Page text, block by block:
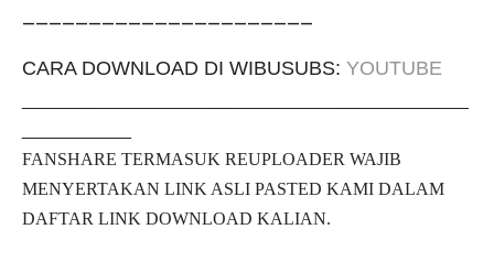
______________________
CARA DOWNLOAD DI WIBUSUBS: YOUTUBE
FANSHARE TERMASUK REUPLOADER WAJIB
MENYERTAKAN LINK ASLI PASTED KAMI DALAM
DAFTAR LINK DOWNLOAD KALIAN.